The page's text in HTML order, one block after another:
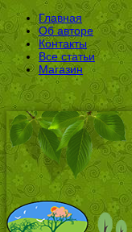
Главная
Об авторе
Контакты
Все статьи
Магазин